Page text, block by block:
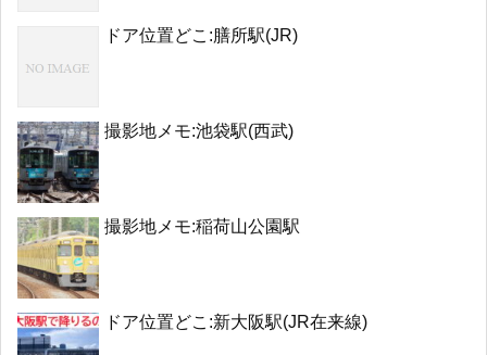
ドア位置どこ:膳所駅(JR)
撮影地メモ:池袋駅(西武)
撮影地メモ:稲荷山公園駅
ドア位置どこ:新大阪駅(JR在来線)